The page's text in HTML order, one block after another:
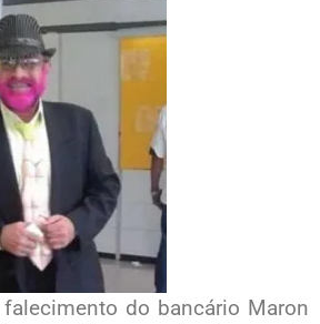
do bancário Maron